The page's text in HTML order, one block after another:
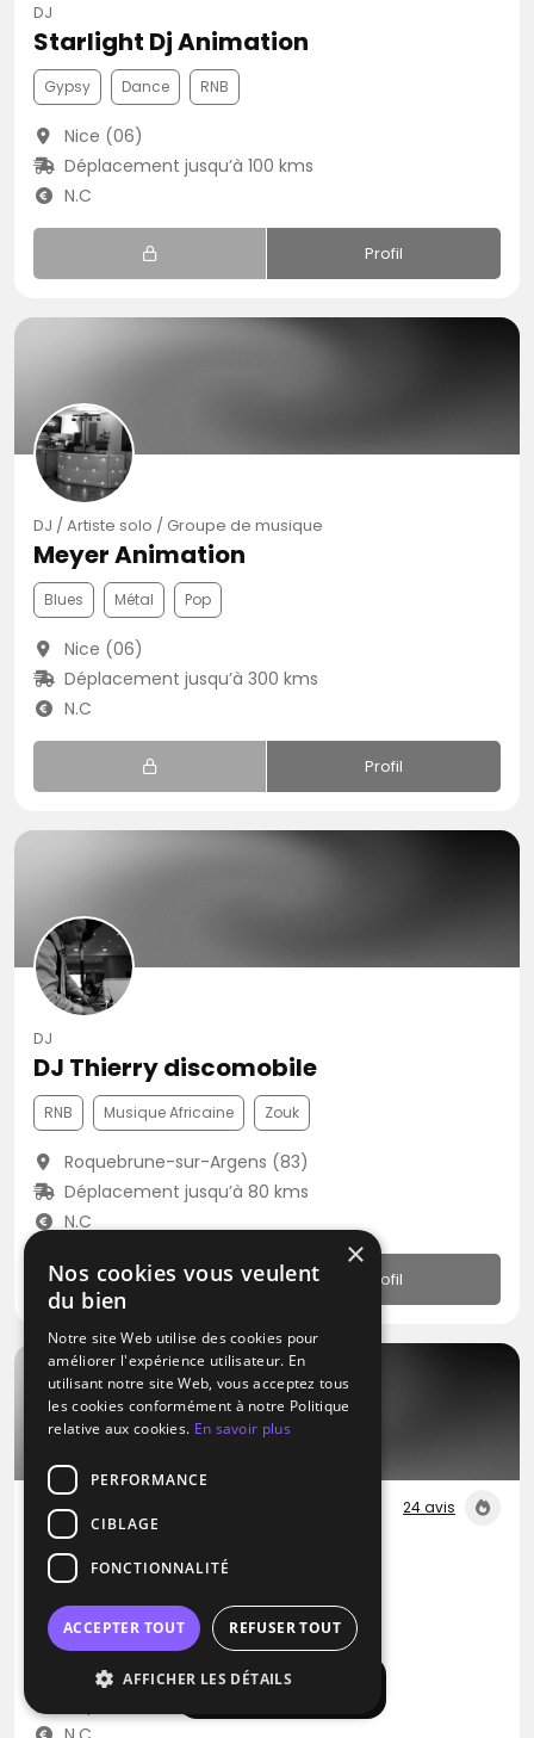
Afficher la carte
DJ
Starlight Dj Animation
Gypsy Dance RNB
Nice (06)
Déplacement jusqu’à 100 kms
N.C
Profil
DJ / Artiste solo / Groupe de musique
Meyer Animation
Blues Métal Pop
Nice (06)
Déplacement jusqu’à 300 kms
N.C
Profil
DJ
DJ Thierry discomobile
RNB Musique Africaine Zouk
Roquebrune-sur-Argens (83)
Déplacement jusqu’à 80 kms
N.C
Profil
24 avis
DJ
La Belle Music
Blues Métal Pop
Aix-en-Provence (13)
×
Nos cookies vous veulent
du bien
Notre site Web utilise des cookies pour
améliorer l'expérience utilisateur. En
utilisant notre site Web, vous acceptez tous
les cookies conformément à notre Politique
relative aux cookies. En savoir plus
PERFORMANCE
CIBLAGE
FONCTIONNALITÉ
ACCEPTER TOUT REFUSER TOUT
AFFICHER LES DÉTAILS